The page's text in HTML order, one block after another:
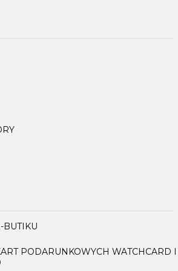
BUTIKU
PODARUNKOWYCH WATCHCARD I